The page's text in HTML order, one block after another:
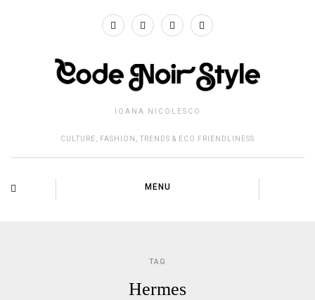
IOANA NICOLESCO
CULTURE, FASHION, TRENDS & ECO FRIENDLINESS
MENU
TAG
Hermes